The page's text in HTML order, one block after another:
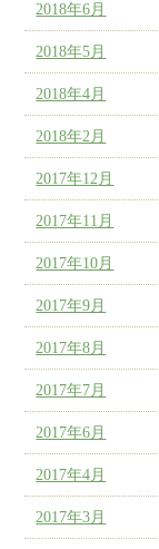
2018年6月
2018年5月
2018年4月
2018年2月
2017年12月
2017年11月
2017年10月
2017年9月
2017年8月
2017年7月
2017年6月
2017年4月
2017年3月